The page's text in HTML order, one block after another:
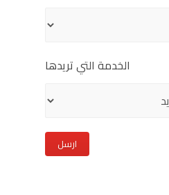
الخدمة التي تريدها